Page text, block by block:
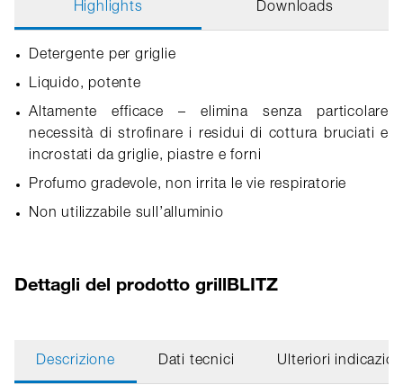
Highlights Downloads
Detergente per griglie
Liquido, potente
Altamente efficace – elimina senza particolare
necessità di strofinare i residui di cottura bruciati e
incrostati da griglie, piastre e forni
Profumo gradevole, non irrita le vie respiratorie
Non utilizzabile sull’alluminio
Dettagli del prodotto grillBLITZ
Descrizione Dati tecnici Ulteriori